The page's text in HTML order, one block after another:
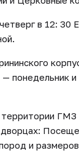
в 12: 30
понедельник и
дворцах:
и